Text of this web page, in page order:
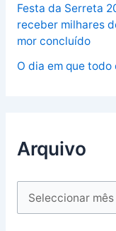
Festa da Serreta
receber milhares
mor concluído
O dia em que
Arquivo